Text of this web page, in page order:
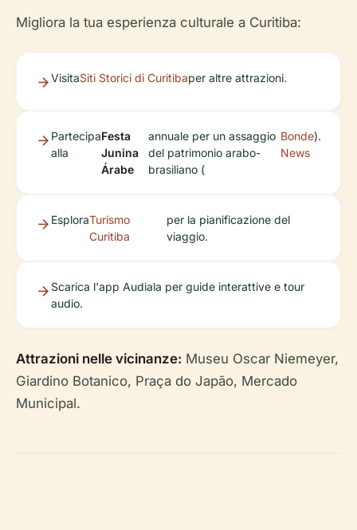
Migliora la tua esperienza culturale a Curitiba:
VisitaSiti Storici di Curitibaper altre attrazioni.
Partecipa
alla
Festa
Junina
Árabe
annuale per un assaggio
del patrimonio arabo-
brasiliano (
Bonde
News
).
EsploraTurismo
Curitiba
per la pianificazione del
viaggio.
Scarica l'app Audiala per guide interattive e tour
audio.
Attrazioni nelle vicinanze: Museu Oscar Niemeyer,
Giardino Botanico, Praça do Japão, Mercado
Municipal.